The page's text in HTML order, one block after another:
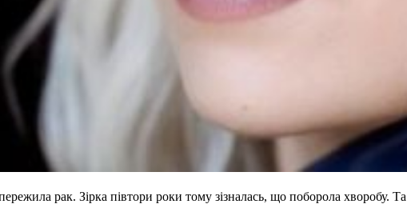
рак. Зірка півтори роки тому зізналась, що поборола хворобу.